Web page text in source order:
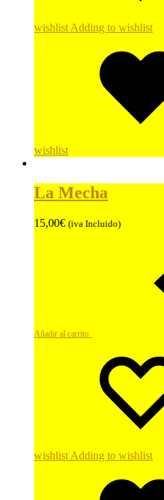
wishlist Adding to wishlist
wishlist
La Mecha
15,00€ (iva Incluido)
Añadir al carrito
wishlist Adding to wishlist